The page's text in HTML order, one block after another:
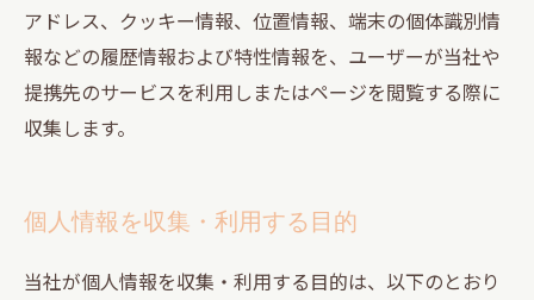
アドレス、クッキー情報、位置情報、端末の個体識別情
報などの履歴情報および特性情報を、ユーザーが当社や
提携先のサービスを利用しまたはページを閲覧する際に
収集します。
個人情報を収集・利用する目的
当社が個人情報を収集・利用する目的は、以下のとおり